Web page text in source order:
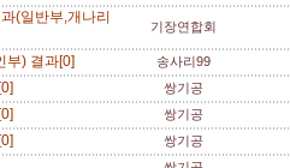
(일반부,개나리
기장연합회
부) 결과[0] 송사리99
쌍기공
쌍기공
쌍기공